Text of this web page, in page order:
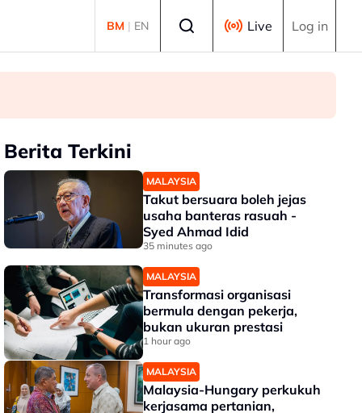
BM | EN Live Log in
Berita Terkini
MALAYSIA
Takut bersuara boleh jejas
usaha banteras rasuah -
Syed Ahmad Idid
35 minutes ago
MALAYSIA
Transformasi organisasi
bermula dengan pekerja,
bukan ukuran prestasi
1 hour ago
MALAYSIA
Malaysia-Hungary perkukuh
kerjasama pertanian,